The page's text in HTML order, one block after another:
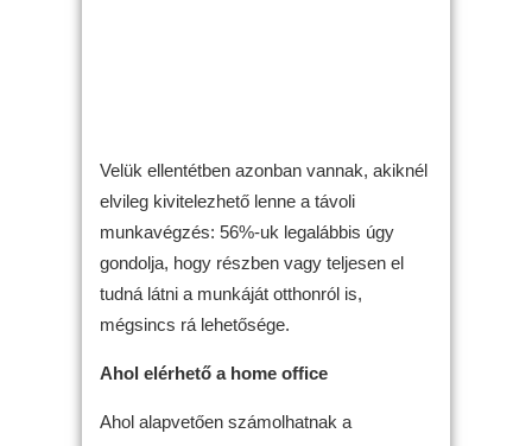
Velük ellentétben azonban vannak, akiknél
elvileg kivitelezhető lenne a távoli
munkavégzés: 56%-uk legalábbis úgy
gondolja, hogy részben vagy teljesen el
tudná látni a munkáját otthonról is,
mégsincs rá lehetősége.
Ahol elérhető a home office
Ahol alapvetően számolhatnak a